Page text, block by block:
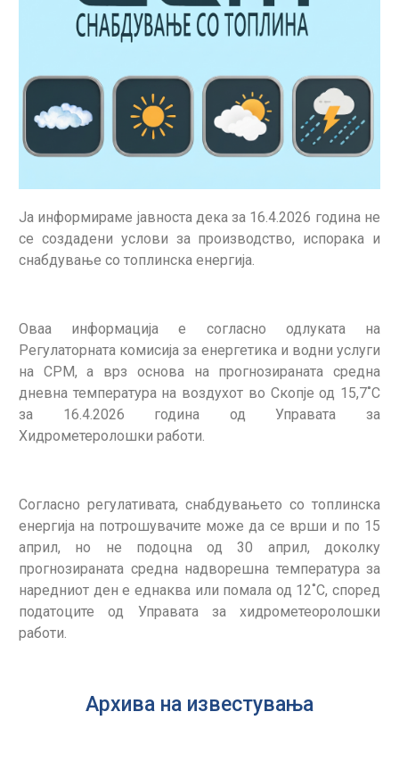
Jа информираме јавноста дека за 16.4.2026 година не
се создадени услови за производство, испорака и
снабдување со топлинска енергија.
Оваа информација е согласно одлуката на
Регулаторната комисија за енергетика и водни услуги
на СРМ, а врз основа на прогнозираната средна
дневна температура на воздухот во Скопје од 15,7˚С
за 16.4.2026 година од Управата за
Хидрометеролошки работи.
Согласно регулативата, снабдувањето со топлинска
енергија на потрошувачите може да се врши и по 15
април, но не подоцна од 30 април, доколку
прогнозираната средна надворешна температура за
наредниот ден е еднаква или помала од 12˚С, според
податоците од Управата за хидрометеоролошки
работи.
Архива на известувања